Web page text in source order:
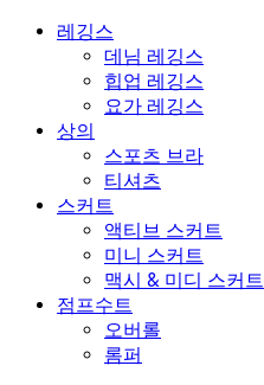
레깅스
데님 레깅스
힙업 레깅스
요가 레깅스
상의
스포츠 브라
티셔츠
스커트
액티브 스커트
미니 스커트
맥시 & 미디 스커트
점프수트
오버롤
롬퍼